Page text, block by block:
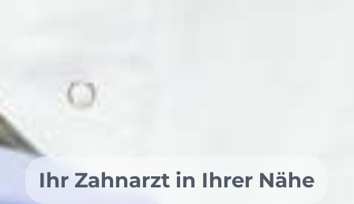
Ihr Zahnarzt in Ihrer Nähe